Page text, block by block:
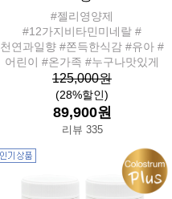
#젤리영양제
#12가지비타민미네랄 #
천연과일향 #쫀득한식감 #유아 #
어린이 #온가족 #누구나맛있게
125,000원
(28%할인)
89,900원
리뷰 335